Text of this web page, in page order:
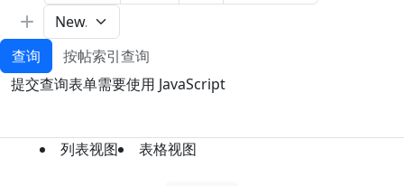
查询
按帖索引查询
提交查询表单需要使用 JavaScript
列表视图 表格视图